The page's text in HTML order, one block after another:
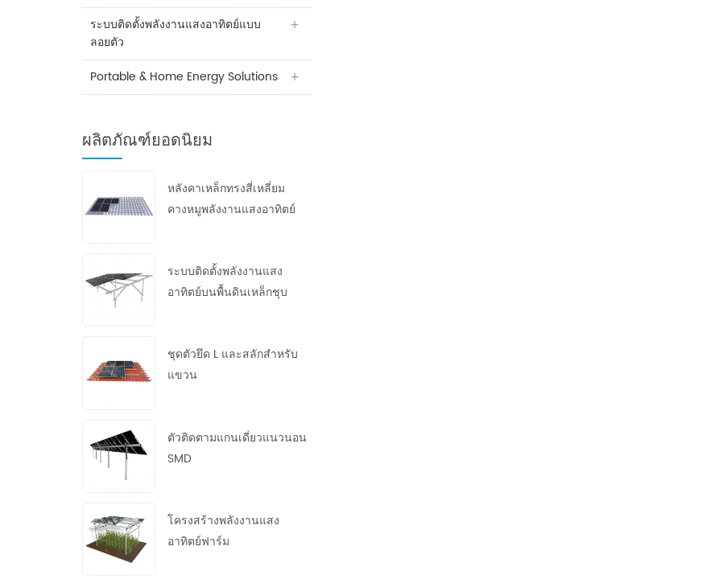
ระบบติดตั้งพลังงานแสงอาทิตย์แบบ
ลอยตัว
Portable & Home Energy Solutions
ผลิตภัณฑ์ยอดนิยม
หลังคาเหล็กทรงสี่เหลี่ยม
คางหมูพลังงานแสงอาทิตย์
ระบบติดตั้งพลังงานแสง
อาทิตย์บนพื้นดินเหล็กชุบ
ชุดตัวยึด L และสลักสำหรับ
แขวน
ตัวติดตามแกนเดี่ยวแนวนอน
SMD
โครงสร้างพลังงานแสง
อาทิตย์ฟาร์ม